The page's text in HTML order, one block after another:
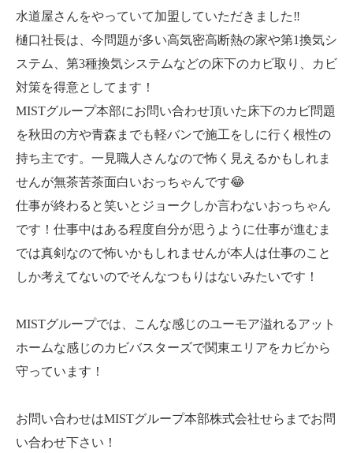
水道屋さんをやっていて加盟していただきました‼️
樋口社長は、今問題が多い高気密高断熱の家や第1換気シ
ステム、第3種換気システムなどの床下のカビ取り、カビ
対策を得意としてます！
MISTグループ本部にお問い合わせ頂いた床下のカビ問題
を秋田の方や青森までも軽バンで施工をしに行く根性の
持ち主です。一見職人さんなので怖く見えるかもしれま
せんが無茶苦茶面白いおっちゃんです😂
仕事が終わると笑いとジョークしか言わないおっちゃん
です！仕事中はある程度自分が思うように仕事が進むま
では真剣なので怖いかもしれませんが本人は仕事のこと
しか考えてないのでそんなつもりはないみたいです！
MISTグループでは、こんな感じのユーモア溢れるアット
ホームな感じのカビバスターズで関東エリアをカビから
守っています！
お問い合わせはMISTグループ本部株式会社せらまでお問
い合わせ下さい！